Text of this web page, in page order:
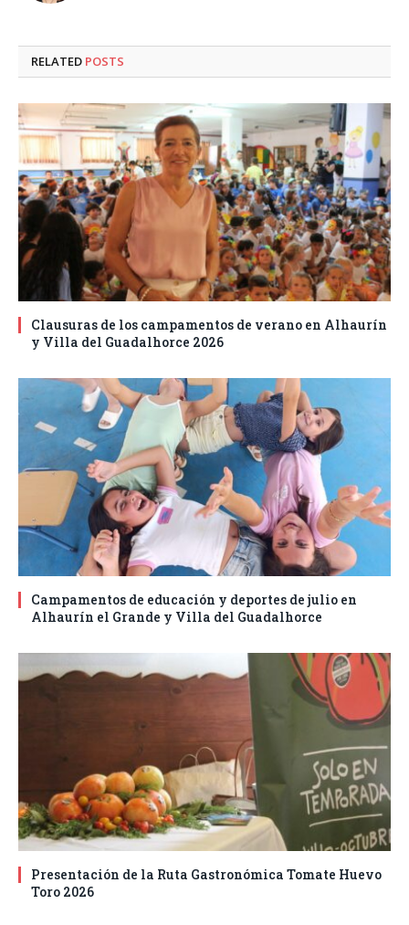
RELATED POSTS
Clausuras de los campamentos de verano en Alhaurín
y Villa del Guadalhorce 2026
Campamentos de educación y deportes de julio en
Alhaurín el Grande y Villa del Guadalhorce
Presentación de la Ruta Gastronómica Tomate Huevo
Toro 2026